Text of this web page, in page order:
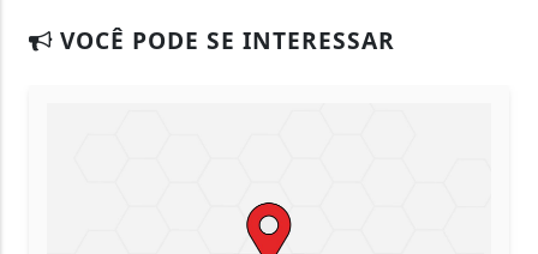
VOCÊ PODE SE INTERESSAR